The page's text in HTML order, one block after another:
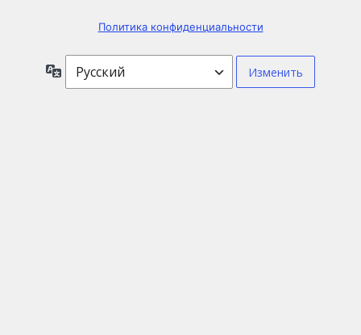
Политика конфиденциальности
Язык